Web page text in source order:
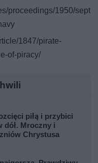
proceedings/1950/sept
1847/pirate-
of-piracy/
piłą i przybici
dół. Mroczny i
Chrystusa